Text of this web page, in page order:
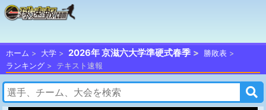
ホーム 大学 2026年 京滋六大学準硬式春季
勝敗表
ランキング
テキスト速報